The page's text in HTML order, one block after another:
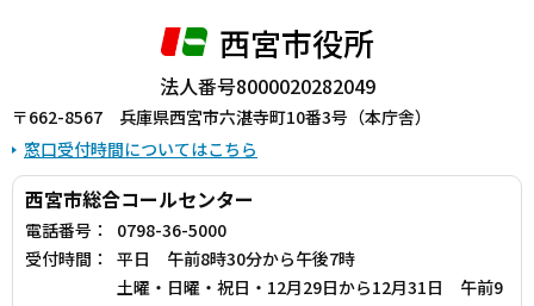
西宮市役所
法人番号8000020282049
〒662-8567 兵庫県西宮市六湛寺町10番3号（本庁舎）
窓口受付時間についてはこちら
西宮市総合コールセンター
電話番号：
0798-36-5000
受付時間：
平日 午前8時30分から午後7時
土曜・日曜・祝日・12月29日から12月31日 午前9